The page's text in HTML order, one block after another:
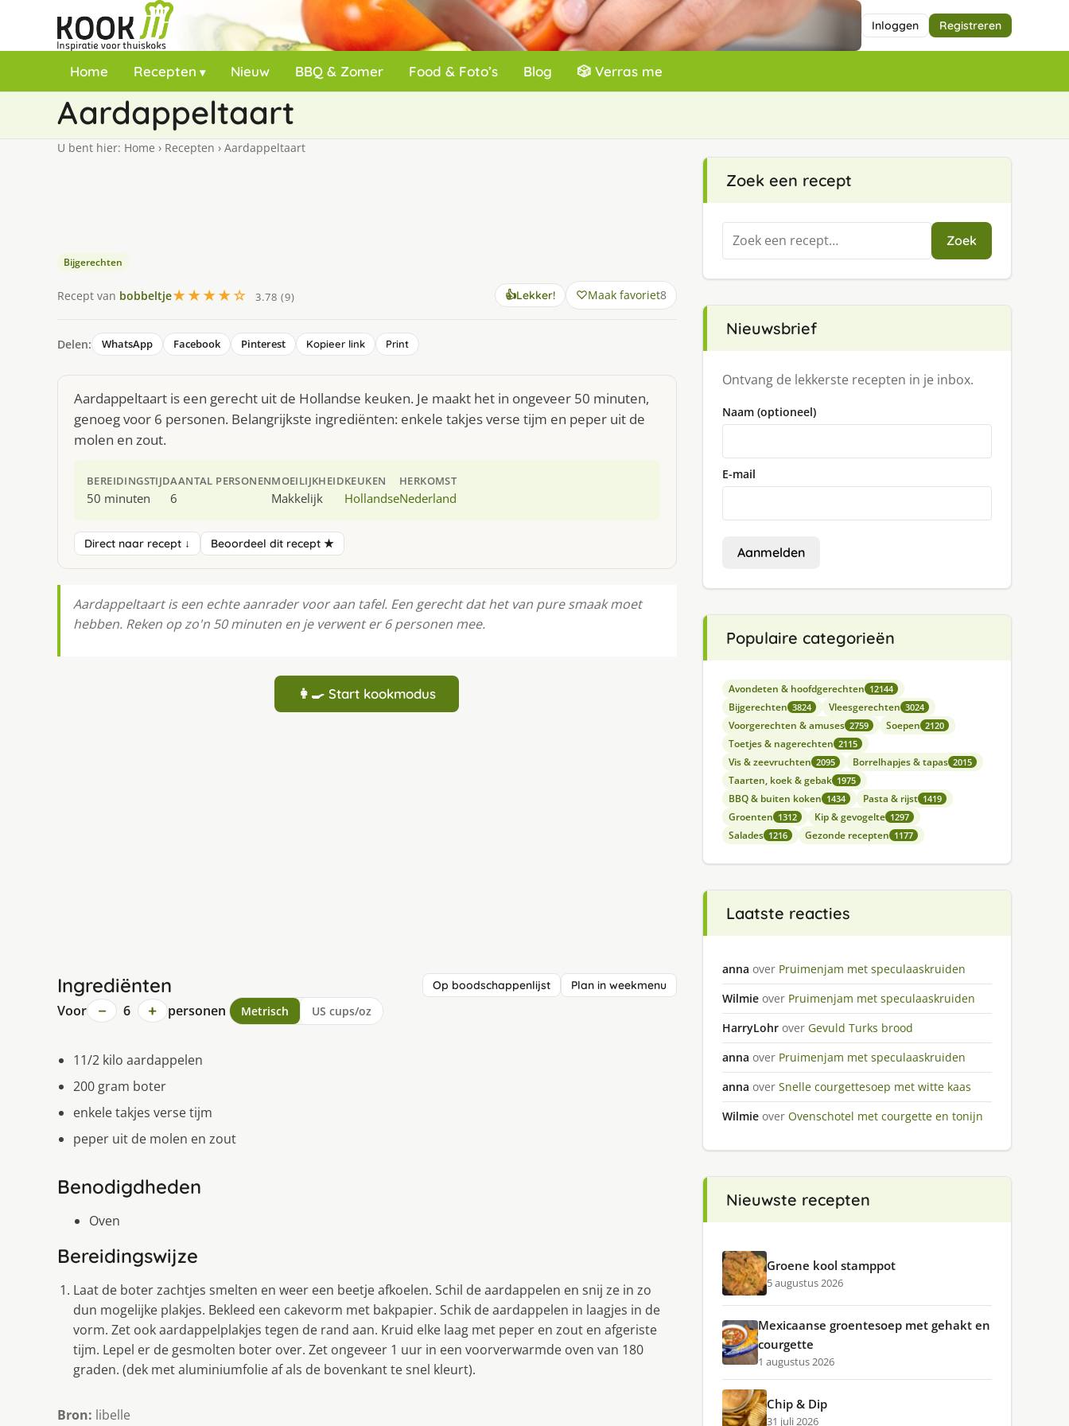
Inloggen Registreren
Home Recepten Nieuw BBQ & Zomer Food & Foto’s Blog 🎲 Verras me
Aardappeltaart
U bent hier: Home › Recepten › Aardappeltaart
Bijgerechten
Recept van bobbeltje★★★★☆ 3.78 (9) 👍Lekker! Maak favoriet8
Delen: WhatsApp Facebook Pinterest Kopieer link Print
Aardappeltaart is een gerecht uit de Hollandse keuken. Je maakt het in ongeveer 50 minuten,
genoeg voor 6 personen. Belangrijkste ingrediënten: enkele takjes verse tijm en peper uit de
molen en zout.
BEREIDINGSTIJD
50 minuten
AANTAL PERSONEN
6
MOEILIJKHEID
Makkelijk
KEUKEN
Hollandse
HERKOMST
Nederland
Direct naar recept ↓ Beoordeel dit recept ★
Aardappeltaart is een echte aanrader voor aan tafel. Een gerecht dat het van pure smaak moet
hebben. Reken op zo'n 50 minuten en je verwent er 6 personen mee.
👩‍🍳 Start kookmodus
Ingrediënten Op boodschappenlijst Plan in weekmenu
Voor − 6 + personen Metrisch US cups/oz
11/2 kilo aardappelen
200 gram boter
enkele takjes verse tijm
peper uit de molen en zout
Benodigdheden
Oven
Bereidingswijze
Laat de boter zachtjes smelten en weer een beetje afkoelen. Schil de aardappelen en snij ze in zo
dun mogelijke plakjes. Bekleed een cakevorm met bakpapier. Schik de aardappelen in laagjes in de
vorm. Zet ook aardappelplakjes tegen de rand aan. Kruid elke laag met peper en zout en afgeriste
tijm. Lepel er de gesmolten boter over. Zet ongeveer 1 uur in een voorverwarmde oven van 180
graden. (dek met aluminiumfolie af als de bovenkant te snel kleurt).
Bron: libelle
Zoek een recept
Zoeken
naar:
Zoek
Nieuwsbrief
Ontvang de lekkerste recepten in je inbox.
Naam (optioneel)
E-mail
Aanmelden
Populaire categorieën
Avondeten & hoofdgerechten 12144
Bijgerechten 3824 Vleesgerechten 3024
Voorgerechten & amuses 2759 Soepen 2120
Toetjes & nagerechten 2115
Vis & zeevruchten 2095 Borrelhapjes & tapas 2015
Taarten, koek & gebak 1975
BBQ & buiten koken 1434 Pasta & rijst 1419
Groenten 1312 Kip & gevogelte 1297
Salades 1216 Gezonde recepten 1177
Laatste reacties
anna over Pruimenjam met speculaaskruiden
Wilmie over Pruimenjam met speculaaskruiden
HarryLohr over Gevuld Turks brood
anna over Pruimenjam met speculaaskruiden
anna over Snelle courgettesoep met witte kaas
Wilmie over Ovenschotel met courgette en tonijn
Nieuwste recepten
Groene kool stamppot
5 augustus 2026
Mexicaanse groentesoep met gehakt en
courgette
1 augustus 2026
Chip & Dip
31 juli 2026